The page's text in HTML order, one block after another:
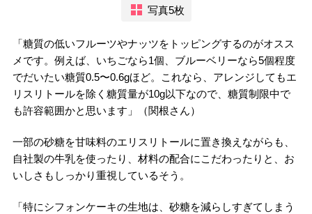
写真5枚
「糖質の低いフルーツやナッツをトッピングするのがオスス
メです。例えば、いちごなら1個、ブルーベリーなら5個程度
でだいたい糖質0.5〜0.6gほど。これなら、アレンジしてもエ
リスリトールを除く糖質量が10g以下なので、糖質制限中で
も許容範囲かと思います」（関根さん）
一部の砂糖を甘味料のエリスリトールに置き換えながらも、
自社製の牛乳を使ったり、材料の配合にこだわったりと、お
いしさもしっかり重視しているそう。
「特にシフォンケーキの生地は、砂糖を減らしすぎてしまう